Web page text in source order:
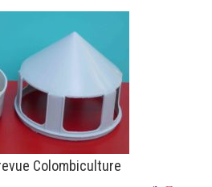
Colombiculture